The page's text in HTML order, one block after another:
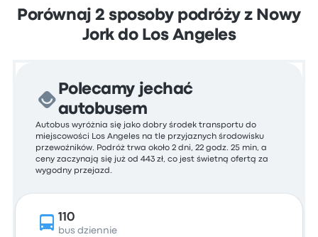
Porównaj 2 sposoby podróży z Nowy
Jork do Los Angeles
Polecamy jechać
autobusem
Autobus wyróżnia się jako dobry środek transportu do
miejscowości Los Angeles na tle przyjaznych środowisku
przewoźników. Podróż trwa około 2 dni, 22 godz. 25 min, a
ceny zaczynają się już od 443 zł, co jest świetną ofertą za
wygodny przejazd.
110
bus dziennie